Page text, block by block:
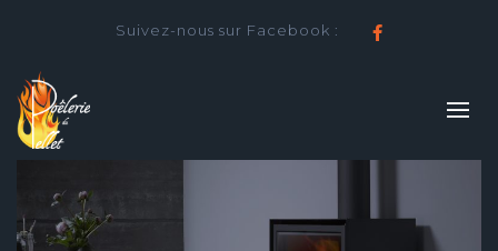
Suivez-nous sur Facebook : Facebook